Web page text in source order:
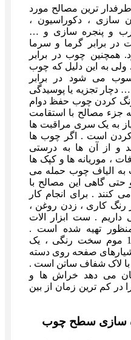
ترین مصالح مورد
سازی ، دکوراسیون ،
درب و پنجره سازی و …
در برابر گرما و سرما
همچنین چوب در برابر
به این دلیل که چوب
می شود در برابر
تجزیه یا پوسیدگی
کردن چوب حفظ دوام
جزء مصالح با استقامت
به یک سری مراقبت‌ ها
کردن است . اگر چوب‌ ها
و از آن‌ ها به‌ درستی
، موریانه‌ ها و کپک‌ ها
به الیاف چوب حمله می‌
حتی گاهی این مصالح با
کنند . برای انجام کار
رنگ کاری ، زدن روغن ،
داریم . ست ابزار الات
تهیه شده است .
محتویات این ست شامل 11 موم سخت رنگی ، یک
صفحه روی دسته
با لاک شفاف ساتن است .
می دهد خراش ها و
کم ترین زمان از بین
سازی سطح چوب